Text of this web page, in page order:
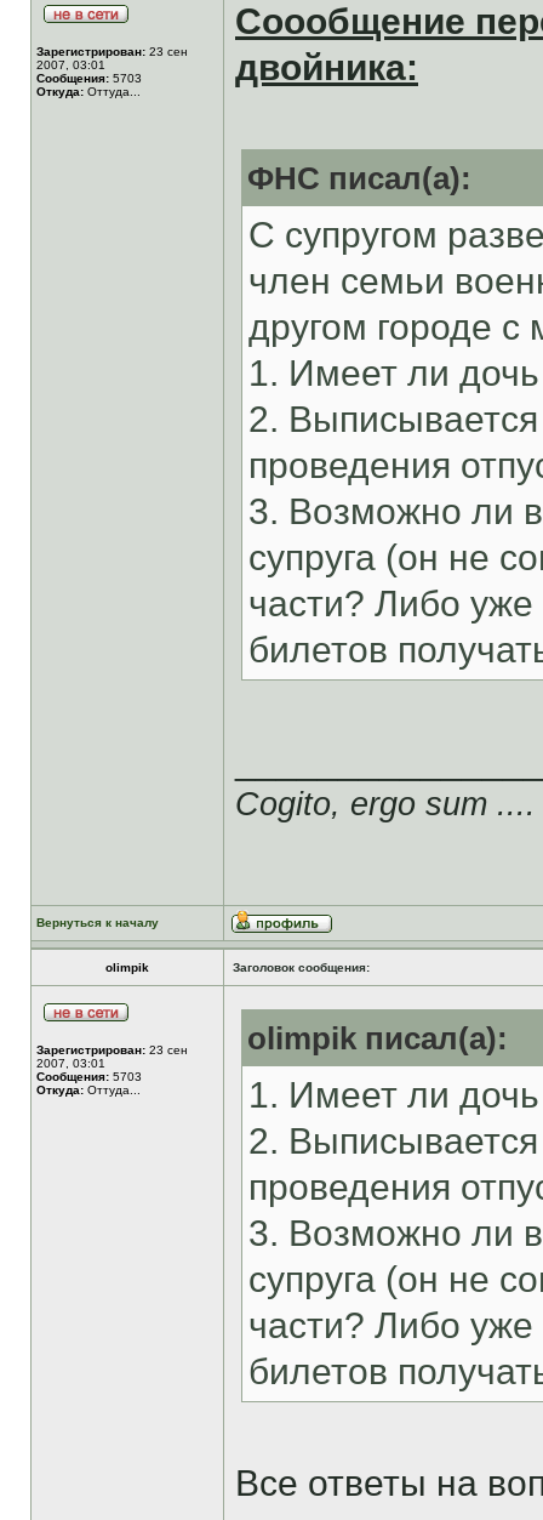
Зарегистрирован: 23 сен
2007, 03:01
Сообщения: 5703
Откуда: Оттуда...
Соообщение
двойника:
ФНС писал(а):
С супругом
член семьи
другом городе с
1. Имеет ли
2.
проведения
3. Возможно ли
супруга (он не
части? Либо
билетов
Cogito, ergo sum ....
Вернуться к началу
olimpik Заголовок сообщения:
Зарегистрирован: 23 сен
2007, 03:01
Сообщения: 5703
Откуда: Оттуда...
olimpik писал(а):
1. Имеет ли
2.
проведения
3. Возможно ли
супруга (он не
части? Либо
билетов
Все ответы на